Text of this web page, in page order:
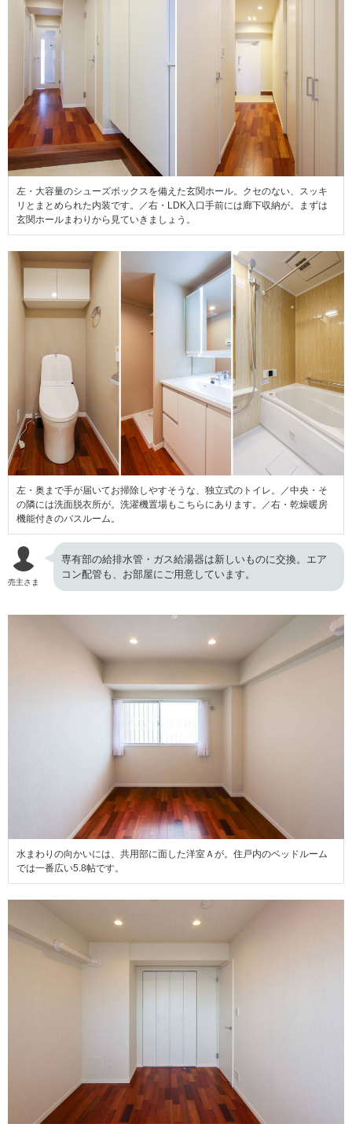
左・大容量のシューズボックスを備えた玄関ホール。クセのない、スッキ
リとまとめられた内装です。／右・LDK入口手前には廊下収納が。まずは
玄関ホールまわりから見ていきましょう。
左・奥まで手が届いてお掃除しやすそうな、独立式のトイレ。／中央・そ
の隣には洗面脱衣所が。洗濯機置場もこちらにあります。／右・乾燥暖房
機能付きのバスルーム。
売主さま
専有部の給排水管・ガス給湯器は新しいものに交換。エア
コン配管も、お部屋にご用意しています。
水まわりの向かいには、共用部に面した洋室Ａが。住戸内のベッドルーム
では一番広い5.8帖です。